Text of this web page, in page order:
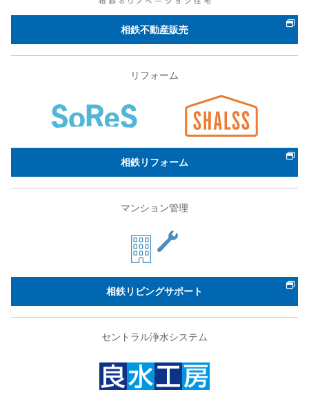
相鉄不動産販売
リフォーム
相鉄リフォーム
マンション管理
相鉄リビングサポート
セントラル浄水システム